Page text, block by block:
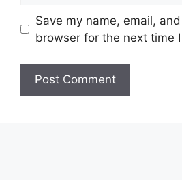
Save my name, email,
browser for the next time